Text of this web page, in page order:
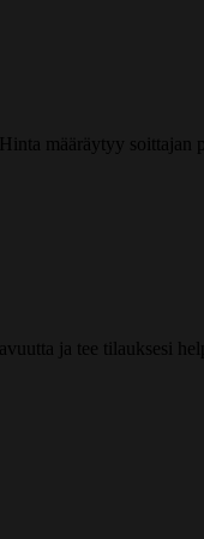
määräytyy soittajan
ja tee tilauksesi